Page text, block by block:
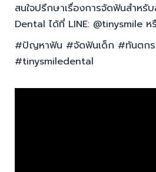
สนใจปรึกษาเรื่องการจัดฟันสำห
Dental ได้ที่ LINE: @tinysmile
#ปัญหาฟัน #จัดฟันเด็ก #ทันตก
#tinysmiledental